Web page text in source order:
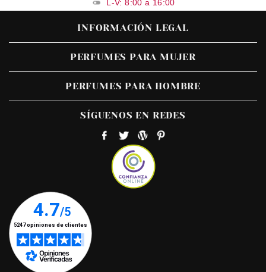
L-V: 8:00 a 16:00
INFORMACIÓN LEGAL
PERFUMES PARA MUJER
PERFUMES PARA HOMBRE
SÍGUENOS EN REDES